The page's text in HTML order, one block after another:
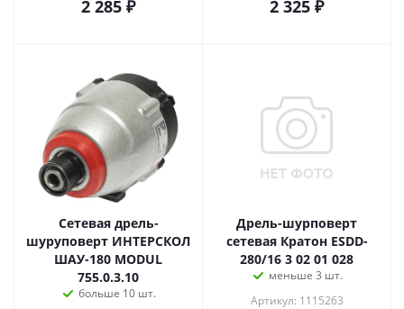
2 285 ₽ 2 325 ₽
Сетевая дрель-
шуруповерт ИНТЕРСКОЛ
ШАУ-180 MODUL
755.0.3.10
больше 10 шт.
Дрель-шурповерт
сетевая Кратон ESDD-
280/16 3 02 01 028
меньше 3 шт.
Артикул: 1115263